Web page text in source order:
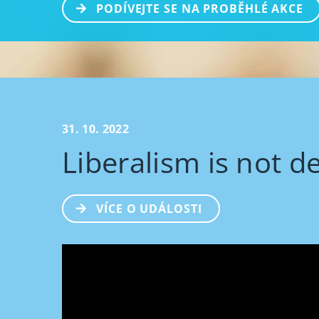
PODÍVEJTE SE NA PROBĚHLÉ AKCE
31. 10. 2022
Liberalism is not
VÍCE O UDÁLOSTI